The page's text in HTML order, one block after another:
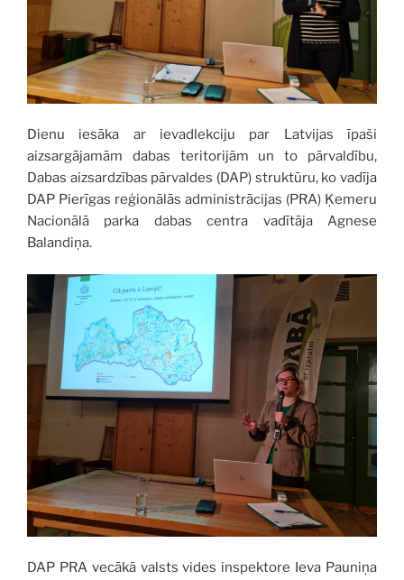
Dienu iesāka ar ievadlekciju par Latvijas īpaši
aizsargājamām dabas teritorijām un to pārvaldību,
Dabas aizsardzības pārvaldes (DAP) struktūru, ko vadīja
DAP Pierīgas reģionālās administrācijas (PRA) Ķemeru
Nacionālā parka dabas centra vadītāja Agnese
Balandiņa.
DAP PRA vecākā valsts vides inspektore Ieva Pauniņa